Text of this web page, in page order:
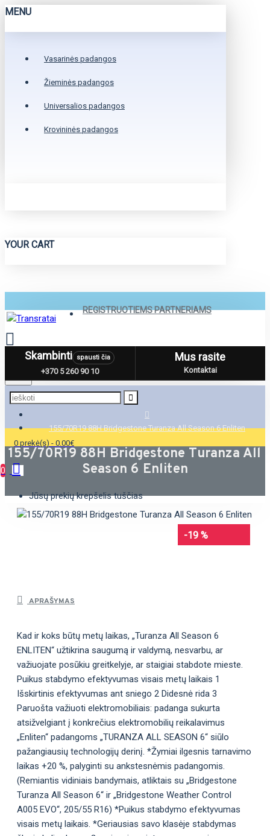
MENU
Vasarinės padangos
Žieminės padangos
Universalios padangos
Krovininės padangos
YOUR CART
REGISTRUOTIEMS PARTNERIAMS
Menu
0 prekė(s) - 0.00€
0
Jūsų prekių krepšelis tuščias
Skambinti spausti čia
+370 5 260 90 10
Mus rasite
Kontaktai
155/70R19 88H Bridgestone Turanza All Season 6 Enliten
155/70R19 88H Bridgestone Turanza All
Season 6 Enliten
-19 %
APRAŠYMAS
Kad ir koks būtų metų laikas, „Turanza All Season 6
ENLITEN“ užtikrina saugumą ir valdymą, nesvarbu, ar
važiuojate posūkiu greitkelyje, ar staigiai stabdote mieste.
Puikus stabdymo efektyvumas visais metų laikais 1
Išskirtinis efektyvumas ant sniego 2 Didesnė rida 3
Paruošta važiuoti elektromobiliais: padanga sukurta
atsižvelgiant į konkrečius elektromobilių reikalavimus
„Enliten“ padangoms „TURANZA ALL SEASON 6“ siūlo
pažangiausių technologijų derinį. *Žymiai ilgesnis tarnavimo
laikas +20 %, palyginti su ankstesnėmis padangomis.
(Remiantis vidiniais bandymais, atliktais su „Bridgestone
Turanza All Season 6“ ir „Bridgestone Weather Control
A005 EVO“, 205/55 R16) *Puikus stabdymo efektyvumas
visais metų laikais. *Geriausias savo klasėje stabdymas